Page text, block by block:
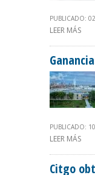
PUBLICADO:
LEER MÁS
PUBLICADO:
LEER MÁS
Citgo